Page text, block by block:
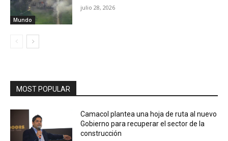
Mundo
julio 28, 2026
MOST POPULAR
Camacol plantea una hoja de ruta al nuevo
Gobierno para recuperar el sector de la
construcción